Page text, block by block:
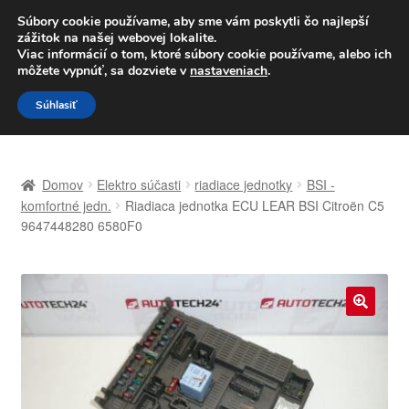
DOPRAVA od 6 EUR
Po–Pi 09:00–16:00 233 221 276
Preskočiť
na
navigáciu
Preskočiť
na
obsah
Celosvetová preprava
Kontakt
Košík
Domov Elektro súčasti riadiace jednotky
BSI -
komfortné jedn.
Riadiaca jednotka ECU LEAR BSI Citroën C5
9647448280 6580F0
Súbory cookie používame, aby sme vám poskytli čo najlepší
zážitok na našej webovej lokalite.
Viac informácií o tom, ktoré súbory cookie používame, alebo ich
môžete vypnúť, sa dozviete v nastaveniach.
Súhlasiť